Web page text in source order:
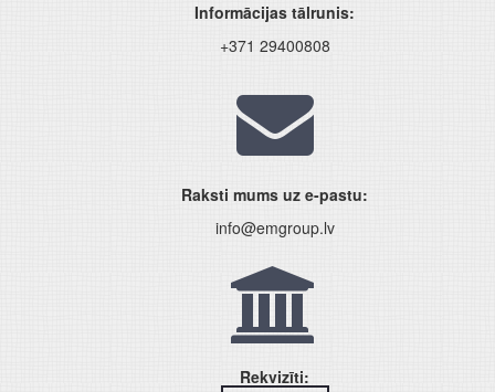
Informācijas tālrunis:
+371 29400808
Raksti mums uz e-pastu:
info@emgroup.lv
Rekvizīti: